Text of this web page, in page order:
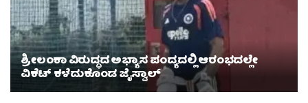
ಶ್ರೀಲಂಕಾ ವಿರುದ್ಧದ ಅಭ್ಯಾಸ ಪಂದ್ಯದಲ್ಲಿ ಆರಂಭದಲ್ಲೇ
ವಿಕೆಟ್ ಕಳೆದುಕೊಂಡ ಜೈಸ್ವಾಲ್